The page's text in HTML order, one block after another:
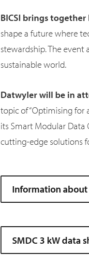
BICSI brings together
shape a future where
stewardship. The
sustainable world.
Datwyler will be in
topic of “Optimising for
its Smart Modular Data
cutting-edge solutions
Information
SMDC 3 kW data